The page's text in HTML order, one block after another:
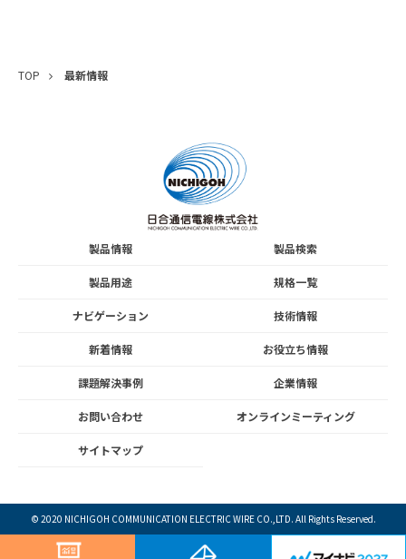
TOP 最新情報
製品情報 製品検索
製品用途 規格一覧
ナビゲーション 技術情報
新着情報 お役立ち情報
課題解決事例 企業情報
お問い合わせ オンラインミーティング
サイトマップ
© 2020 NICHIGOH COMMUNICATION ELECTRIC WIRECO.,LTD. All Rights Reserved.